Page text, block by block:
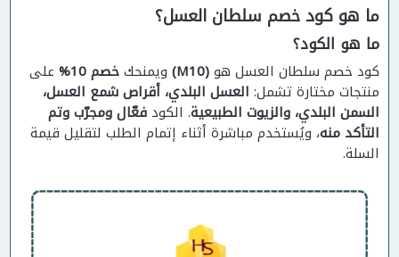
ما هو كود خصم سلطان العسل؟
ما هو الكود؟
كود خصم سلطان العسل هو(M10) ويمنحكخصم 10%
على
منتجات مختارة تشمل: العسل البلدي، أقراص شمع العسل،
السمن البلدي، والزيوت الطبيعية. الكودفعّال ومجرّب وتم
التأكد منه، ويُستخدم مباشرة أثناء إتمام الطلب لتقليل قيمة
السلة.